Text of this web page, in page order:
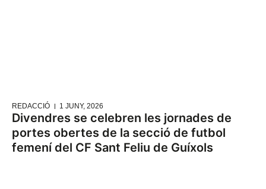
REDACCIÓ 1 JUNY, 2026
Divendres se celebren les jornades de
portes obertes de la secció de futbol
femení del CF Sant Feliu de Guíxols